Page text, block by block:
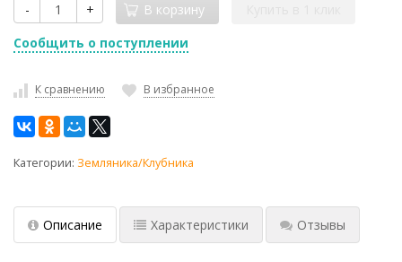
- + В корзину
Сообщить о поступлении
К сравнению В избранное
Категории: Земляника/Клубника
Описание Характеристики Отзывы